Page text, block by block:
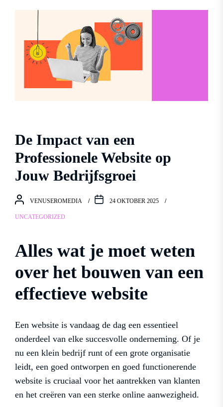
De Impact van een
Professionele Website op
Jouw Bedrijfsgroei
VENUSEROMEDIA 24 OKTOBER 2025
UNCATEGORIZED
Alles wat je moet weten
over het bouwen van een
effectieve website
Een website is vandaag de dag een essentieel
onderdeel van elke succesvolle onderneming. Of je
nu een klein bedrijf runt of een grote organisatie
leidt, een goed ontworpen en goed functionerende
website is cruciaal voor het aantrekken van klanten
en het creëren van een sterke online aanwezigheid.